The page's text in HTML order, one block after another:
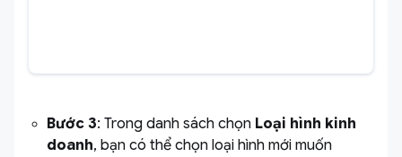
Bước 3: Trong danh sách chọn Loại hình kinh
doanh, bạn có thể chọn loại hình mới muốn